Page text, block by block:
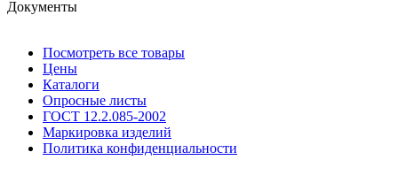
Документы
Посмотреть все товары
Цены
Каталоги
Опросные листы
ГОСТ 12.2.085-2002
Маркировка изделий
Политика конфиденциальности